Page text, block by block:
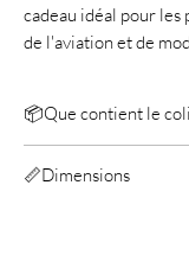
cadeau idéal pour les
de l'aviation et de
📦Que contient le
Manuel
📏Dimensions